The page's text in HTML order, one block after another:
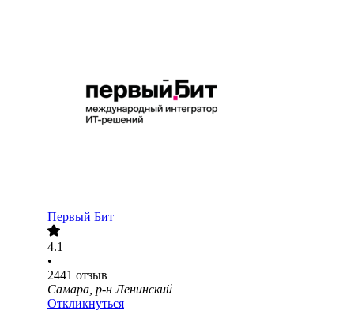
Первый Бит
4.1
•
2441 отзыв
Самара, р-н Ленинский
Откликнуться